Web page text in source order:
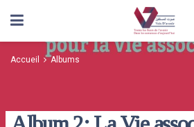
Accueil Albums